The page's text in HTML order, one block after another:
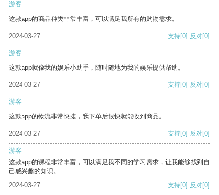
游客
这款app的商品种类非常丰富，可以满足我所有的购物需求。
2024-03-27 支持[0] 反对[0]
游客
这款app就像我的娱乐小助手，随时随地为我的娱乐提供帮助。
2024-03-27 支持[0] 反对[0]
游客
这款app的物流非常快捷，我下单后很快就能收到商品。
2024-03-27 支持[0] 反对[0]
游客
这款app的课程非常丰富，可以满足我不同的学习需求，让我能够找到自
己感兴趣的知识。
2024-03-27
支持[0] 反对[0]